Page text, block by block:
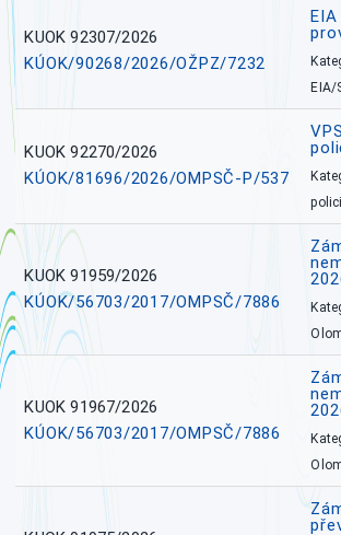
KUOK 92307/2026
KÚOK/90268/2026/OŽPZ/7232
EIA/
KUOK 92270/2026
KÚOK/81696/2026/OMPSČ-P/537
KUOK 91959/2026
KÚOK/56703/2017/OMPSČ/7886
KUOK 91967/2026
KÚOK/56703/2017/OMPSČ/7886